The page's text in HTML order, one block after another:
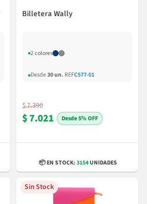
Billetera Wally
2 colores
Desde30 un. REFC577-01
$ 7.390
$ 7.021 5% OFF
📦 EN STOCK:3154UNIDADES
Sin Stock